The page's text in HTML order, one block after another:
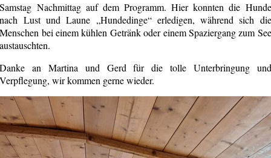
Samstag Nachmittag auf dem Programm. Hier konnten die Hunde
nach Lust und Laune „Hundedinge“ erledigen, während sich die
Menschen bei einem kühlen Getränk oder einem Spaziergang zum See
austauschten.
Danke an Martina und Gerd für die tolle Unterbringung und
Verpflegung, wir kommen gerne wieder.